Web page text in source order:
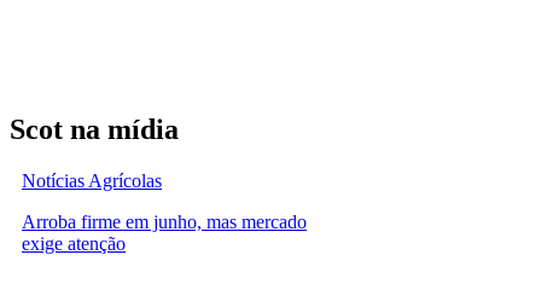
Scot na mídia
Notícias Agrícolas
Arroba firme em junho, mas mercado
exige atenção